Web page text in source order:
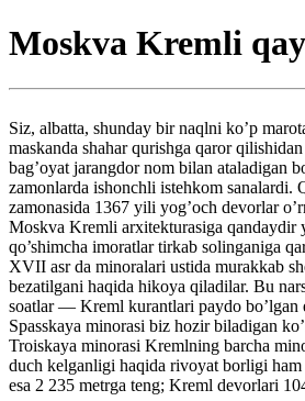
Moskva Kremli
Siz, albatta, shunday bir naqlni ko’p
maskanda shahar qurishga qaror
bag’oyat jarangdor nom bilan ataladigan
zamonlarda ishonchli istehkom sanalardi.
zamonasida 1367 yili yog’och devorlar
Moskva Kremli arxitekturasiga qandaydir
qo’shimcha imoratlar tirkab solinganiga
XVII asr da minoralari ustida murakkab
bezatilgani haqida hikoya qiladilar. Bu
soatlar — Kreml kurantlari paydo bo’lgan
Spasskaya minorasi biz hozir biladigan
Troiskaya minorasi Kremlning barcha
duch kelganligi haqida rivoyat borligi
esa 2 235 metrga teng; Kreml devorlari